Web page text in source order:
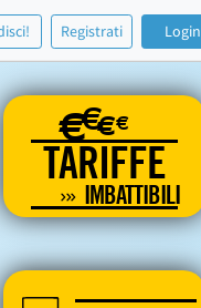
Registrati Login
€€€€
TARIFFE
IMBATTIBILI